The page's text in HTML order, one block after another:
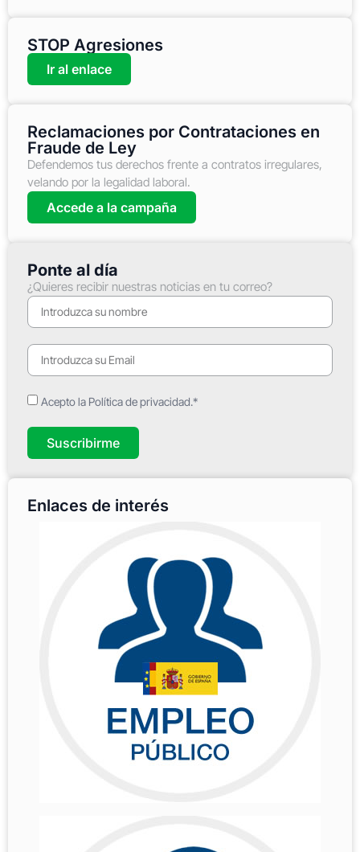
STOP Agresiones
Ir al enlace
Reclamaciones por Contrataciones en
Fraude de Ley
Defendemos tus derechos frente a contratos irregulares,
velando por la legalidad laboral.
Accede a la campaña
Ponte al día
¿Quieres recibir nuestras noticias en tu correo?
Acepto la Política de privacidad.*
Suscribirme
Enlaces de interés